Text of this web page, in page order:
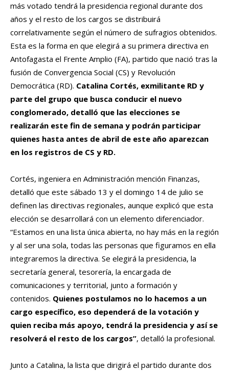
más votado tendrá la presidencia regional durante dos
años y el resto de los cargos se distribuirá
correlativamente según el número de sufragios obtenidos.
Esta es la forma en que elegirá a su primera directiva en
Antofagasta el Frente Amplio (FA), partido que nació tras la
fusión de Convergencia Social (CS) y Revolución
Democrática (RD). Catalina Cortés, exmilitante RD y
parte del grupo que busca conducir el nuevo
conglomerado, detalló que las elecciones se
realizarán este fin de semana y podrán participar
quienes hasta antes de abril de este año aparezcan
en los registros de CS y RD.
Cortés, ingeniera en Administración mención Finanzas,
detalló que este sábado 13 y el domingo 14 de julio se
definen las directivas regionales, aunque explicó que esta
elección se desarrollará con un elemento diferenciador.
“Estamos en una lista única abierta, no hay más en la región
y al ser una sola, todas las personas que figuramos en ella
integraremos la directiva. Se elegirá la presidencia, la
secretaría general, tesorería, la encargada de
comunicaciones y territorial, junto a formación y
contenidos. Quienes postulamos no lo hacemos a un
cargo específico, eso dependerá de la votación y
quien reciba más apoyo, tendrá la presidencia y así se
resolverá el resto de los cargos”, detalló la profesional.
Junto a Catalina, la lista que dirigirá el partido durante dos